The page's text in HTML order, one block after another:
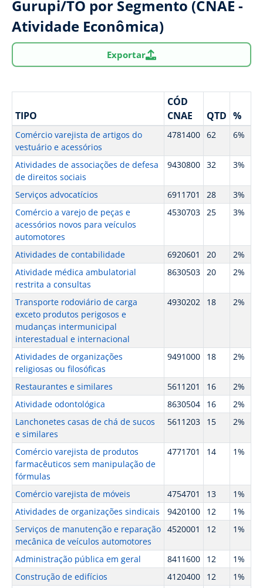
Gurupi/TO por Segmento (CNAE -
Atividade Econômica)
Exportar
TIPO
CÓD
CNAE
QTD %
Comércio varejista de artigos do
vestuário e acessórios
4781400 62 6%
Atividades de associações de defesa
de direitos sociais
9430800 32 3%
Serviços advocatícios 6911701 28
3%
Comércio a varejo de peças e
acessórios novos para veículos
automotores
4530703 25 3%
Atividades de contabilidade 6920601 20
2%
Atividade médica ambulatorial
restrita a consultas
8630503 20 2%
Transporte rodoviário de carga
exceto produtos perigosos e
mudanças intermunicipal
interestadual e internacional
4930202 18 2%
Atividades de organizações
religiosas ou filosóficas
9491000 18 2%
Restaurantes e similares 5611201 16
2%
Atividade odontológica
8630504 16
2%
Lanchonetes casas de chá de sucos
e similares
5611203 15 2%
Comércio varejista de produtos
farmacêuticos sem manipulação de
fórmulas
4771701 14 1%
Comércio varejista de móveis 4754701 13
1%
Atividades de organizações sindicais
9420100 12
1%
Serviços de manutenção e reparação
mecânica de veículos automotores
4520001 12 1%
Administração pública em geral 8411600 12
1%
Construção de edifícios
4120400 12
1%